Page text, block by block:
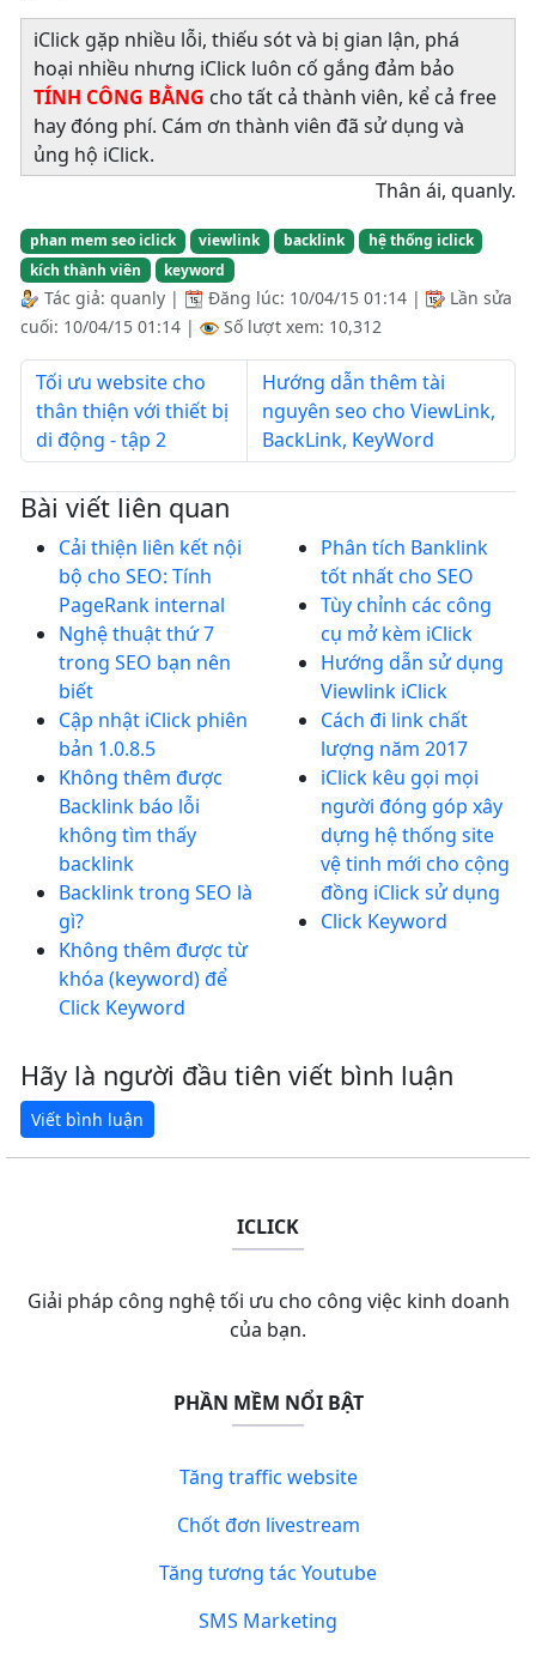
iClick gặp nhiều lỗi, thiếu sót và bị gian lận, phá
hoại nhiều nhưng iClick luôn cố gắng đảm bảo
TÍNH CÔNG BẰNG cho tất cả thành viên, kể cả free
hay đóng phí. Cám ơn thành viên đã sử dụng và
ủng hộ iClick.
Thân ái, quanly.
phan mem seo iclick viewlink backlink
hệ thống iclick
kích thành viên
keyword
Tác giả: quanly | Đăng lúc: 10/04/15 01:14 |
Lần sửa
cuối: 10/04/15 01:14 | Số lượt xem: 10,312
Tối ưu website cho
thân thiện với thiết bị
di động - tập 2
Hướng dẫn thêm tài
nguyên seo cho ViewLink,
BackLink, KeyWord
Bài viết liên quan
Cải thiện liên kết nội
bộ cho SEO: Tính
PageRank internal
Nghệ thuật thứ 7
trong SEO bạn nên
biết
Cập nhật iClick phiên
bản 1.0.8.5
Không thêm được
Backlink báo lỗi
không tìm thấy
backlink
Backlink trong SEO là
gì?
Không thêm được từ
khóa (keyword) để
Click Keyword
Phân tích Banklink
tốt nhất cho SEO
Tùy chỉnh các công
cụ mở kèm iClick
Hướng dẫn sử dụng
Viewlink iClick
Cách đi link chất
lượng năm 2017
iClick kêu gọi mọi
người đóng góp xây
dựng hệ thống site
vệ tinh mới cho cộng
đồng iClick sử dụng
Click Keyword
Hãy là người đầu tiên viết bình luận
ICLICK
Giải pháp công nghệ tối ưu cho công việc kinh doanh
của bạn.
PHẦN MỀM NỔI BẬT
Tăng traffic website
Chốt đơn livestream
Tăng tương tác Youtube
SMS Marketing